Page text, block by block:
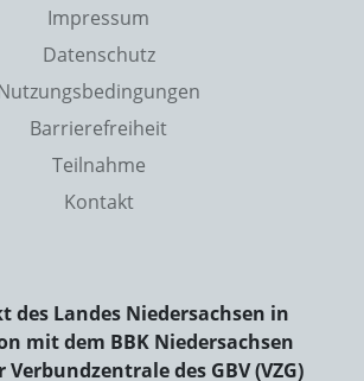
Impressum
Datenschutz
Barrierefreiheit
Teilnahme
Kontakt
des Landes Niedersachsen in
mit dem BBK Niedersachsen
Verbundzentrale des GBV (VZG)